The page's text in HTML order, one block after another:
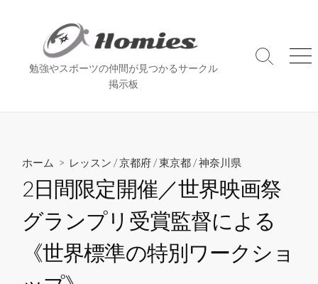
ス
勉強やスポーツの仲間が見つかるサークル
掲示板
検
メ
ホーム > レッスン /京都府 /東京都 /神奈川県
2日間限定開催／世界映画祭
グランプリ受賞監督による
《世界標準の特別ワークショ